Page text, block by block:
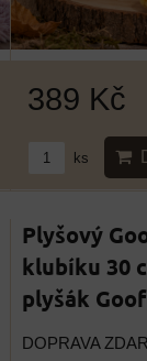
389 Kč
ks
Plyšový
klubíku 30
plyšák
DOPRAVA